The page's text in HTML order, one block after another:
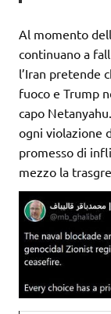
Al momento
continuano a
l’Iran pretende
fuoco e Trump
capo
ogni violazione
promesso di
mezzo la